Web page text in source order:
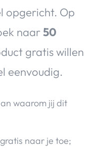
opgericht. Op
naar50
gratis willen
eenvoudig.
waarom jij dit
naar je toe;